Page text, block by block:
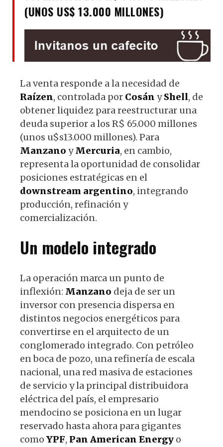
(UNOS US$ 13.000 MILLONES)
La venta responde a la necesidad de
Raízen, controlada por Cosán yShell, de
obtener liquidez para reestructurar una
deuda superior a los R$ 65.000 millones
(unos u$s13.000 millones). Para
Manzano yMercuria, en cambio,
representa la oportunidad de consolidar
posiciones estratégicas en el
downstream argentino, integrando
producción, refinación y
comercialización.
Un modelo integrado
La operación marca un punto de
inflexión: Manzano deja de ser un
inversor con presencia dispersa en
distintos negocios energéticos para
convertirse en el arquitecto de un
conglomerado integrado. Con petróleo
en boca de pozo, una refinería de escala
nacional, una red masiva de estaciones
de servicio y la principal distribuidora
eléctrica del país, el empresario
mendocino se posiciona en un lugar
reservado hasta ahora para gigantes
como YPF, Pan American Energy o